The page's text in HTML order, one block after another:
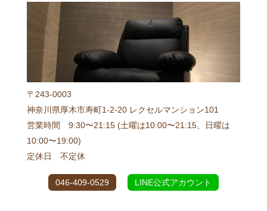
〒243-0003
神奈川県厚木市寿町1-2-20 レクセルマンション101
営業時間 9:30〜21:15 (土曜は10:00〜21:15、日曜は
10:00〜19:00)
定休日 不定休
046-409-0529 LINE公式アカウント